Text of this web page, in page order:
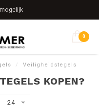
0
/ Veiligheidstegels
KOPEN?
24